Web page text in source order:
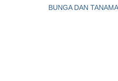
BUNGA DAN